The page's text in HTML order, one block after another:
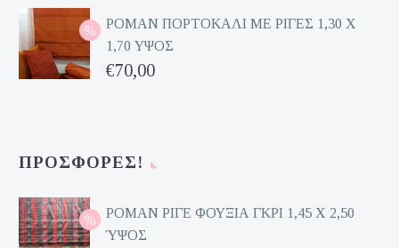
was:
€224,00.
τρέχουσα
τιμή
είναι:
ΡΟΜΑΝ ΠΟΡΤΟΚΑΛΙ ΜΕ ΡΙΓΕΣ 1,30 Χ
1,70 ΥΨΟΣ
Original
€70,00
ΠΡΟΣΦΟΡΈΣ!
ΡΟΜΑΝ ΡΙΓΕ ΦΟΥΞΙΑ ΓΚΡΙ 1,45 Χ 2,50
ΎΨΟΣ